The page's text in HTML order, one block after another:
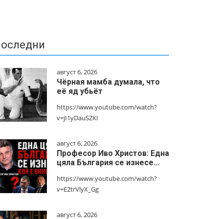
август 6, 2026
Чёрная мамба думала, что
её яд убьёт
https://www.youtube.com/watch?
v=jI1yDauSZKI
август 6, 2026
Професор Иво Христов: Една
цяла България се изнесе…
https://www.youtube.com/watch?
v=E2trVlyX_Gg
август 6, 2026